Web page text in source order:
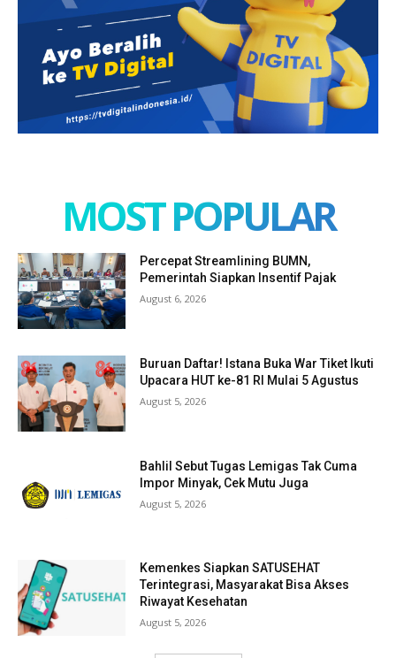
MOST POPULAR
Percepat Streamlining BUMN,
Pemerintah Siapkan Insentif Pajak
August 6, 2026
Buruan Daftar! Istana Buka War Tiket Ikuti
Upacara HUT ke-81 RI Mulai 5 Agustus
August 5, 2026
Bahlil Sebut Tugas Lemigas Tak Cuma
Impor Minyak, Cek Mutu Juga
August 5, 2026
Kemenkes Siapkan SATUSEHAT
Terintegrasi, Masyarakat Bisa Akses
Riwayat Kesehatan
August 5, 2026